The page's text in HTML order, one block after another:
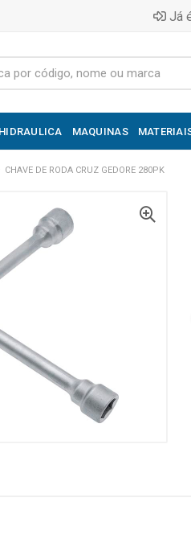
Já
HIDRAULICA MAQUINAS
CHAVE DE RODA CRUZ GEDORE 280PK